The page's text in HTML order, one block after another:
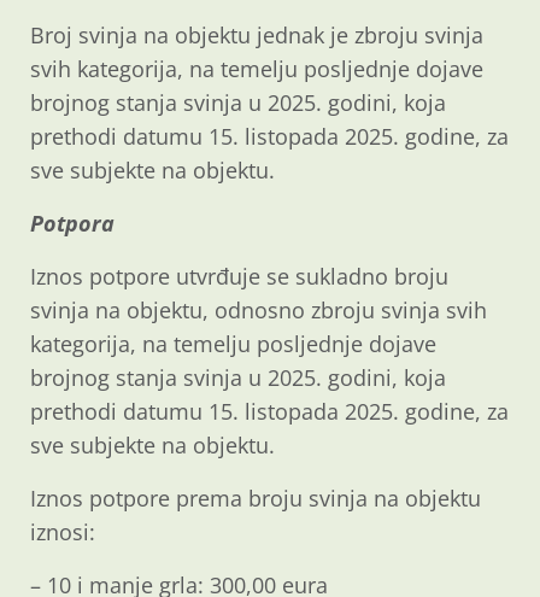
Broj svinja na objektu jednak je zbroju svinja
svih kategorija, na temelju posljednje dojave
brojnog stanja svinja u 2025. godini, koja
prethodi datumu 15. listopada 2025. godine, za
sve subjekte na objektu.
Potpora
Iznos potpore utvrđuje se sukladno broju
svinja na objektu, odnosno zbroju svinja svih
kategorija, na temelju posljednje dojave
brojnog stanja svinja u 2025. godini, koja
prethodi datumu 15. listopada 2025. godine, za
sve subjekte na objektu.
Iznos potpore prema broju svinja na objektu
iznosi:
– 10 i manje grla: 300,00 eura